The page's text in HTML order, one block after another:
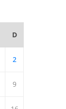
D
2
9